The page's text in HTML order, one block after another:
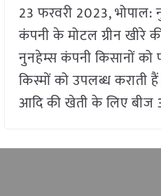
23 फरवरी 2023,
कंपनी के मोटल ग्रीन खीरे
नुनहेम्स कंपनी किसानों
किस्मों को उपलब्ध कराती
आदि की खेती के लिए